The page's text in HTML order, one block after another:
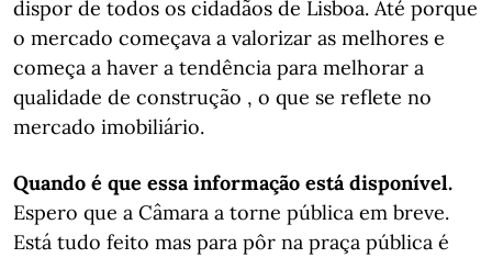
dispor de todos os cidadãos de Lisboa. Até porque
o mercado começava a valorizar as melhores e
começa a haver a tendência para melhorar a
qualidade de construção , o que se reflete no
mercado imobiliário.
Quando é que essa informação está disponível.
Espero que a Câmara a torne pública em breve.
Está tudo feito mas para pôr na praça pública é